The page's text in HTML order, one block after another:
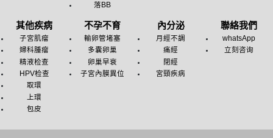
落BB
其他疾病
子宮肌瘤
婦科腫瘤
精液检查
HPV检查
取環
上環
包皮
不孕不育
輸卵管堵塞
多囊卵巢
卵巢早衰
子宮內膜異位
內分泌
月經不調
痛經
閉經
宮頸疾病
聯絡我們
whatsApp
立刻咨询